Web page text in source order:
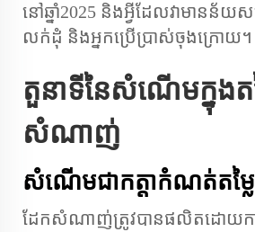
នៅឆ្នាំ2025 និងអ្វីដែលវាមានន័យ
លក់ដុំ និងអ្នកប្រើប្រាស់ចុងក្រោយ។
តួនាទីនៃសំណើមក្នុងត
សំណាញ់
សំណើមជាកត្តាកំណត់តម្ល
ដែកសំណាញ់ត្រូវបានផលិតដោយកា